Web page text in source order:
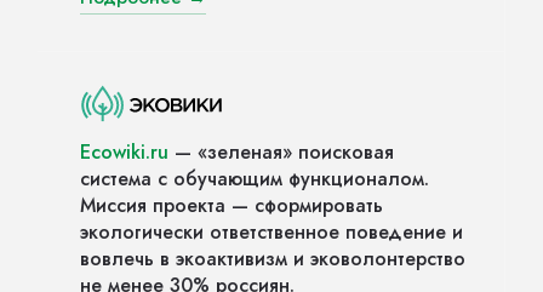
Ecowiki.ru — «зеленая» поисковая
система с обучающим функционалом.
Миссия проекта — сформировать
экологически ответственное поведение и
вовлечь в экоактивизм и эковолонтерство
не менее 30% россиян.